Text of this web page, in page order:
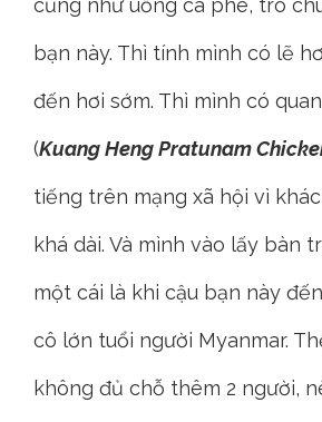
cũng như uống cà phê, trò
bạn này. Thì tính mình có lẽ
đến hơi sớm. Thì mình có
(Kuang Heng Pratunam
tiếng trên mạng xã hội vì
khá dài. Và mình vào lấy bàn
một cái là khi cậu bạn này
cô lớn tuổi người Myanmar.
không đủ chỗ thêm 2 người,